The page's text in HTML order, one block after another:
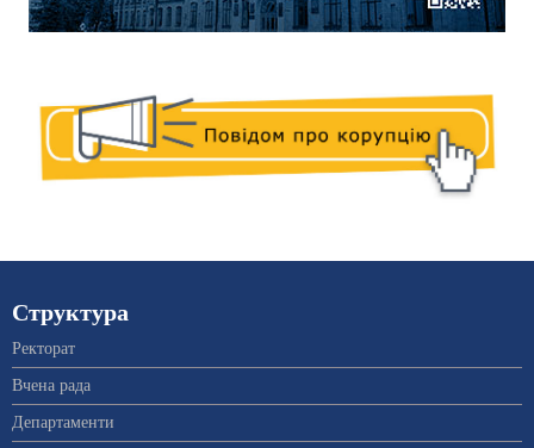
Структура
Ректорат
Вчена рада
Департаменти